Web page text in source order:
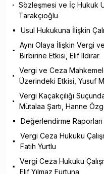
Sözleşmesi ve İç Hukuk
Tarakçıoğlu
Usul Hukukuna İlişkin
Aynı Olaya İlişkin Vergi
Birbirine Etkisi, Elif Ildırar
Vergi ve Ceza
Üzerindeki Etkisi, Yusuf
Vergi Kaçakçılığı
Mütalaa Şartı, Hanne
Değerlendirme Raporları
Vergi Ceza Hukuku
Fatih Yurtlu
Vergi Ceza Hukuku
Elif Yılmaz Furtuna